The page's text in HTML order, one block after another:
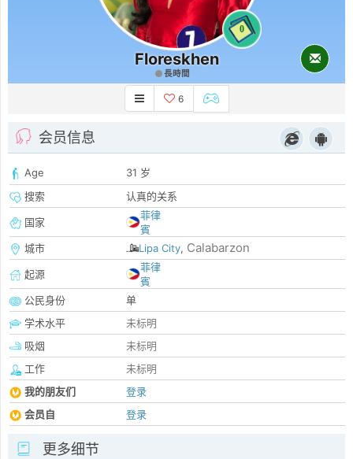
0
Floreskhen
長時間
6
会员信息
Age
31 岁
搜索
认真的关系
国家
菲律
賓
城市
Lipa City, Calabarzon
起源
菲律
賓
公民身份
单
学术水平
未标明
吸烟
未标明
工作
未标明
我的朋友们
登录
会员自
登录
更多细节